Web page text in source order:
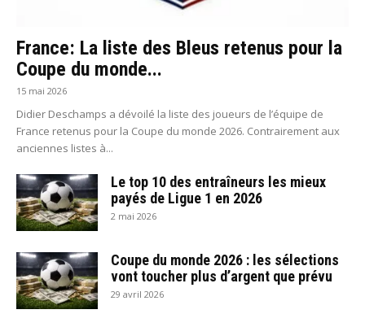
France: La liste des Bleus retenus pour la
Coupe du monde...
15 mai 2026
Didier Deschamps a dévoilé la liste des joueurs de l’équipe de
France retenus pour la Coupe du monde 2026. Contrairement aux
anciennes listes à...
Le top 10 des entraîneurs les mieux
payés de Ligue 1 en 2026
2 mai 2026
Coupe du monde 2026 : les sélections
vont toucher plus d’argent que prévu
29 avril 2026